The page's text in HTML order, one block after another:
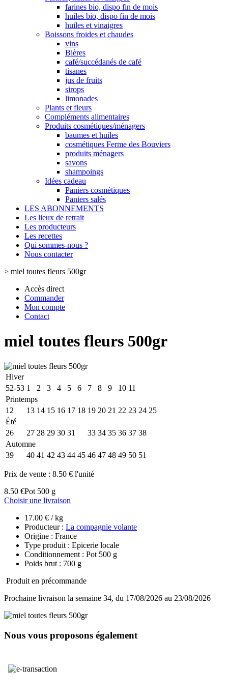
farines bio, dispo fin de mois
huiles bio, dispo fin de mois
huiles et vinaigres
Boissons froides et chaudes
vins
Bières
café/succédanés de café
tisanes
jus de fruits
sirops
limonades
Plants et fleurs
Compléments alimentaires
Produits cosmétiques/ménagers
baumes et huiles
cosmétiques Ferme des Bouviers
produits ménagers
savons
shampoings
Idées cadeau
Paniers cosmétiques
Paniers salés
LES ABONNEMENTS
Les lieux de retrait
Les producteurs
Les recettes
Qui sommes-nous ?
Nous contacter
> miel toutes fleurs 500gr
Accès direct
Commander
Mon compte
Contact
miel toutes fleurs 500gr
Hiver
52-53 1 2 3 4 5 6 7 8 9 10 11
Printemps
12
13 14 15 16 17 18 19 20 21 22 23 24 25
Été
26
27 28 29 30 31 33 34 35 36 37 38
Automne
39
40 41 42 43 44 45 46 47 48 49 50 51
Prix de vente : 8.50 € l'unité
8.50 €Pot 500 g
Choisir une livraison
17.00 € / kg
Producteur : La compagnie volante
Origine : France
Type produit : Epicerie locale
Conditionnement : Pot 500 g
Poids brut : 700 g
Produit en précommande
Prochaine livraison la semaine 34, du 17/08/2026 au 23/08/2026
Nous vous proposons également